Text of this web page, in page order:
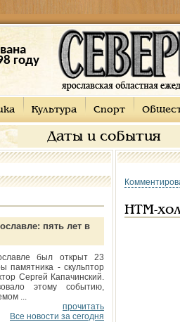
году
Культура Спорт
Даты и события
пять лет в
был открыт 23
памятника - скульптор
Сергей Капачинский.
этому событию,
...
прочитать
Все новости за сегодня
НТМ-